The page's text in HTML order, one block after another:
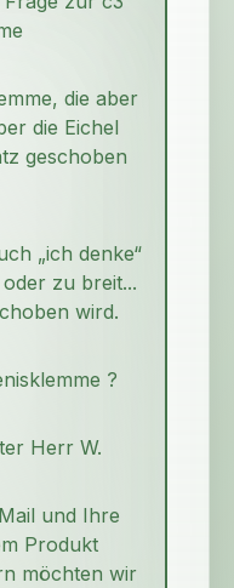
die aber
die Eichel
geschoben
„ich denke“
zu breit...
wird.
?
Herr W.
und Ihre
Produkt
möchten wir